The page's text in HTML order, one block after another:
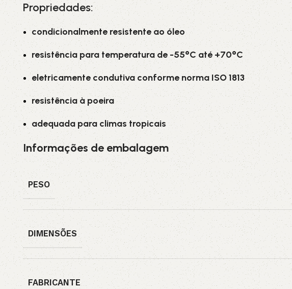
Propriedades:
condicionalmente resistente ao óleo
resistência para temperatura de -55°C até +70°C
eletricamente condutiva conforme norma ISO 1813
resistência à poeira
adequada para climas tropicais
Informações de embalagem
PESO
DIMENSÕES
FABRICANTE